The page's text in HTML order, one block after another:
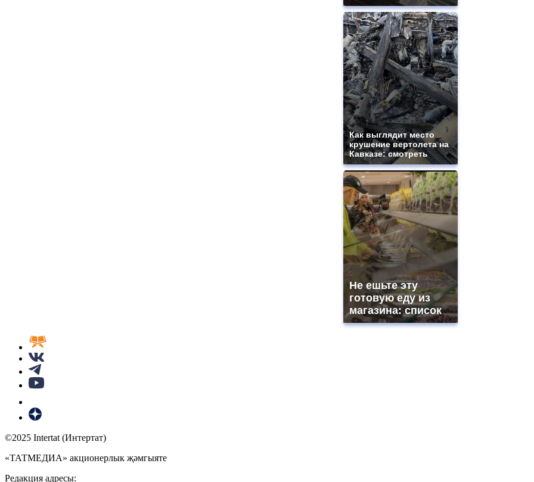
Как выглядит место
крушение вертолета на
Кавказе: смотреть
Не ешьте эту
готовую еду из
магазина: список
©2025 Intertat (Интертат)
«ТАТМЕДИА» акционерлык җәмгыяте
Редакция адресы: